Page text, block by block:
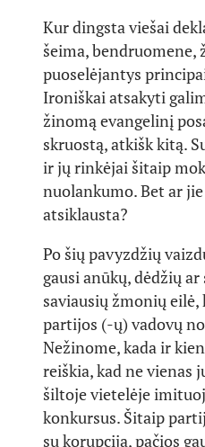
Kur dingsta viešai
šeima, bendruomene,
puoselėjantys
Ironiškai atsakyti
žinomą evangelinį
skruostą, atkišk kitą.
ir jų rinkėjai šitaip
nuolankumo. Bet ar
atsiklausta?
Po šių pavyzdžių
gausi anūkų, dėdžių
saviausių žmonių eilė,
partijos (-ų) vadovų
Nežinome, kada ir
reiškia, kad ne vienas
šiltoje vietelėje
konkursus. Šitaip
su korupcija, pačios